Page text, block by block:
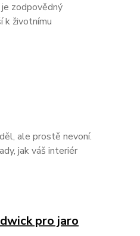
zodpovědný
k životnímu
ale prostě nevoní.
jak váš interiér
pro jaro